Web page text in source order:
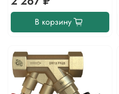
В корзину